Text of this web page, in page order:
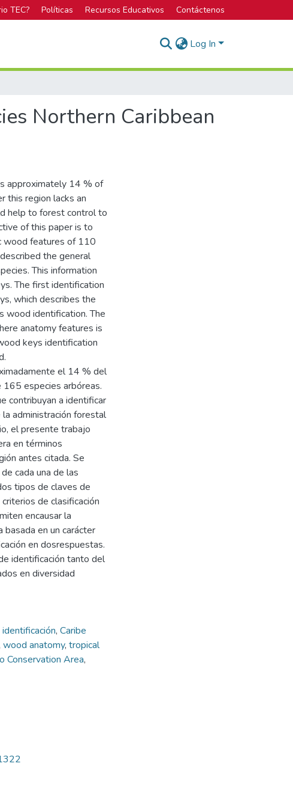
TEC? Políticas Recursos Educativos Contáctenos
Log In
Northern Caribbean
approximately 14 % of
this region lacks an
help to forest control to
of this paper is to
wood features of 110
the general
This information
The first identification
which describes the
wood identification. The
anatomy features is
keys identification
el 14 % del
165 especies arbóreas.
contribuyan a identificar
administración forestal
el presente trabajo
en términos
antes citada. Se
cada una de las
tipos de claves de
de clasificación
encausar la
basada en un carácter
en dosrespuestas.
identificación tanto del
en diversidad
, Caribe
wood anatomy, tropical
Conservation Area,